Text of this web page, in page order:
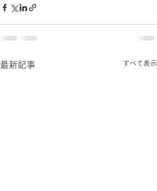
最新記事 すべて表示